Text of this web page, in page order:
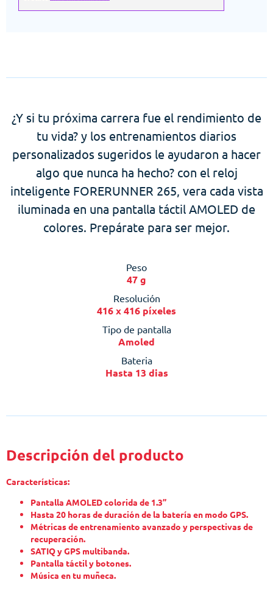
¿Y si tu próxima carrera fue el rendimiento de
tu vida? y los entrenamientos diarios
personalizados sugeridos le ayudaron a hacer
algo que nunca ha hecho? con el reloj
inteligente FORERUNNER 265, vera cada vista
iluminada en una pantalla táctil AMOLED de
colores. Prepárate para ser mejor.
Peso
47 g
Resolución
416 x 416 píxeles
Tipo de pantalla
Amoled
Bateria
Hasta 13 dias
Descripción del producto
Características:
Pantalla AMOLED colorida de 1.3”
Hasta 20 horas de duración de la batería en modo GPS.
Métricas de entrenamiento avanzado y perspectivas de
recuperación.
SATIQ y GPS multibanda.
Pantalla táctil y botones.
Música en tu muñeca.